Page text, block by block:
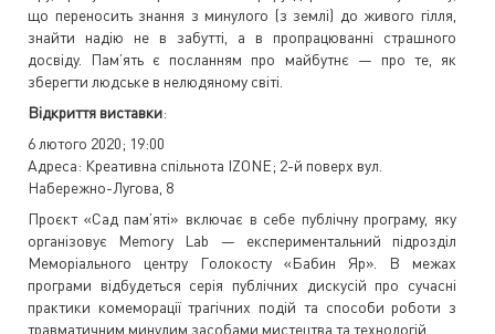
що переносить знання з минулого (з землі) до живого гілля,
знайти надію не в забутті, а в пропрацюванні страшного
досвіду. Пам’ять є посланням про майбутнє — про те, як
зберегти людське в нелюдяному світі.
Відкриття виставки:
6 лютого 2020; 19:00
Адреса: Креативна спільнота IZONE; 2-й поверх вул.
Набережно-Лугова, 8
Проєкт «Сад пам’яті» включає в себе публічну програму, яку
організовує Memory Lab — експериментальний підрозділ
Меморіального центру Голокосту «Бабин Яр». В межах
програми відбудеться серія публічних дискусій про сучасні
практики комеморації трагічних подій та способи роботи з
травматичним минулим засобами мистецтва та технологій.